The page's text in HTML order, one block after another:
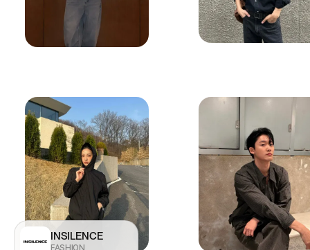
INSILENCE